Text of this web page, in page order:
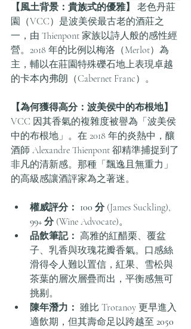
【風土背景：貴族式的優雅】
老色丹莊
園（VCC）是波美侯最古老的酒莊之
一，由 Thienpont 家族以詩人般的感性經
營。2018 年的比例以梅洛（Merlot）為
主，輔以在莊園特殊礫石地上表現卓越
的卡本內弗朗（Cabernet Franc）。
【為何獲得高分：波美侯中的布根地】
VCC 因其香氣的複雜度被譽為「波美侯
中的布根地」。在 2018 年的炎熱中，釀
酒師 Alexandre Thienpont 卻精準捕捉到了
非凡的清新感。那種「飄逸且無重力」
的高級感讓酒評家為之著迷。
權威評分： 100 分 (James Suckling),
99+ 分 (Wine Advocate)。
品飲筆記： 高雅的紅醋栗、覆盆
子、乳香與玫瑰花瓣香氣。口感絲
滑得令人難以置信，紅果、雪松與
茶葉的層次層疊而出，平衡感無可
挑剔。
陳年潛力： 雖比 Trotanoy 更早進入
適飲期，但其壽命足以跨越至 2050